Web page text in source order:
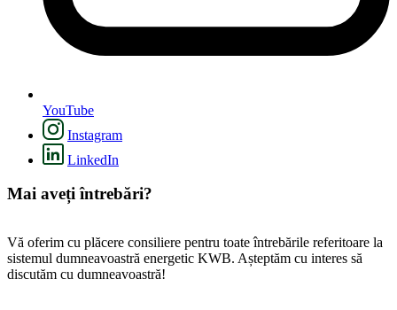
YouTube
Instagram
LinkedIn
Mai aveți întrebări?
Vă oferim cu plăcere consiliere pentru toate întrebările referitoare la
sistemul dumneavoastră energetic KWB. Așteptăm cu interes să
discutăm cu dumneavoastră!